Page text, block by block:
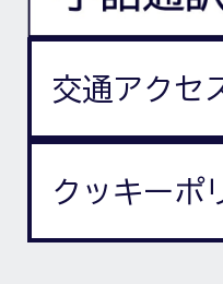
交通アクセ
クッキーポ